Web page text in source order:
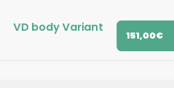
VD body Variant
151,00€